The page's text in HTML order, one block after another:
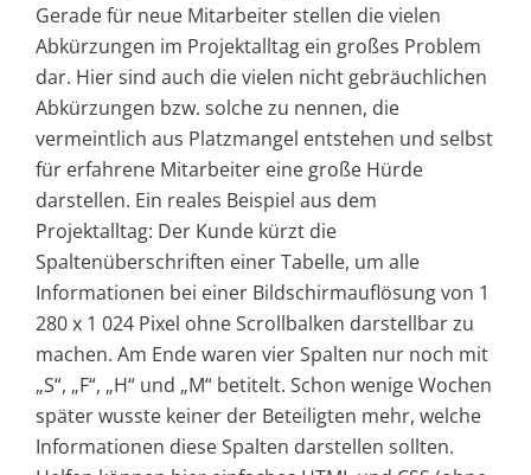
Gerade für neue Mitarbeiter stellen die vielen
Abkürzungen im Projektalltag ein großes Problem
dar. Hier sind auch die vielen nicht gebräuchlichen
Abkürzungen bzw. solche zu nennen, die
vermeintlich aus Platzmangel entstehen und selbst
für erfahrene Mitarbeiter eine große Hürde
darstellen. Ein reales Beispiel aus dem
Projektalltag: Der Kunde kürzt die
Spaltenüberschriften einer Tabelle, um alle
Informationen bei einer Bildschirmauflösung von 1
280 x 1 024 Pixel ohne Scrollbalken darstellbar zu
machen. Am Ende waren vier Spalten nur noch mit
„S“, „F“, „H“ und „M“ betitelt. Schon wenige Wochen
später wusste keiner der Beteiligten mehr, welche
Informationen diese Spalten darstellen sollten.